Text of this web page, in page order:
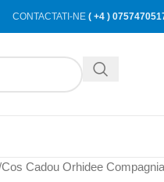
CONTACTATI-NE ( +4 )
Cos Cadou Orhidee